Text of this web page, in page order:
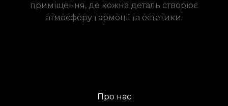
приміщення, де кожна деталь створює
атмосферу гармонії та естетики.
Про нас